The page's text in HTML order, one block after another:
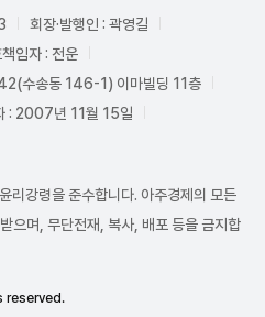
회장·발행인 : 곽영길
임자 : 전운
수송동 146-1) 이마빌딩 11층
: 2007년 11월 15일
리강령을 준수합니다. 아주경제의 모든
으며, 무단전재, 복사, 배포 등을 금지합
reserved.